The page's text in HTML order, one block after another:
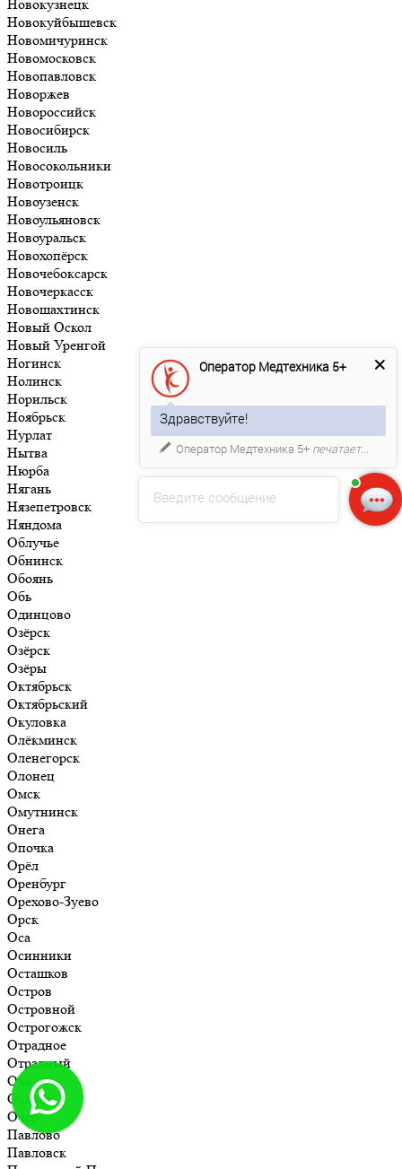
Новокузнецк
Новокуйбышевск
Новомичуринск
Новомосковск
Новопавловск
Новоржев
Новороссийск
Новосибирск
Новосиль
Новосокольники
Новотроицк
Новоузенск
Новоульяновск
Новоуральск
Новохопёрск
Новочебоксарск
Новочеркасск
Новошахтинск
Новый Оскол
Новый Уренгой
Ногинск
Нолинск
Норильск
Ноябрьск
Нурлат
Нытва
Нюрба
Нягань
Нязепетровск
Няндома
Облучье
Обнинск
Обоянь
Обь
Одинцово
Озёрск
Озёрск
Озёры
Октябрьск
Октябрьский
Окуловка
Олёкминск
Оленегорск
Олонец
Омск
Омутнинск
Онега
Опочка
Орёл
Оренбург
Орехово-Зуево
Орск
Оса
Осинники
Осташков
Остров
Островной
Острогожск
Отрадное
Отрадный
Оха
Оханск
Очёр
Павлово
Павловск
Введите сообщение
Оператор Медтехника 5+
Здравствуйте!
Оператор Медтехника 5+ печатает...